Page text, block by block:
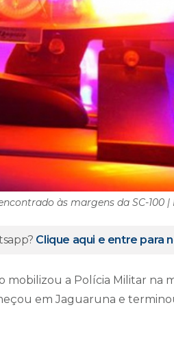
às margens da SC-100
Clique aqui e entre para
a Polícia Militar na
em Jaguaruna e